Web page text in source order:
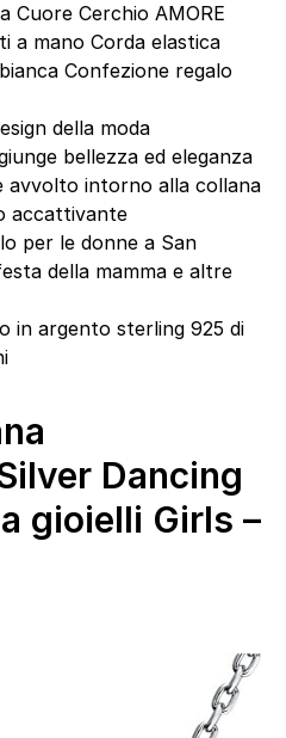
Cuore Cerchio AMORE
a mano Corda elastica
Confezione regalo
della moda
bellezza ed eleganza
avvolto intorno alla collana
accattivante
per le donne a San
della mamma e altre
in argento sterling 925 di
Dancing
gioielli Girls –